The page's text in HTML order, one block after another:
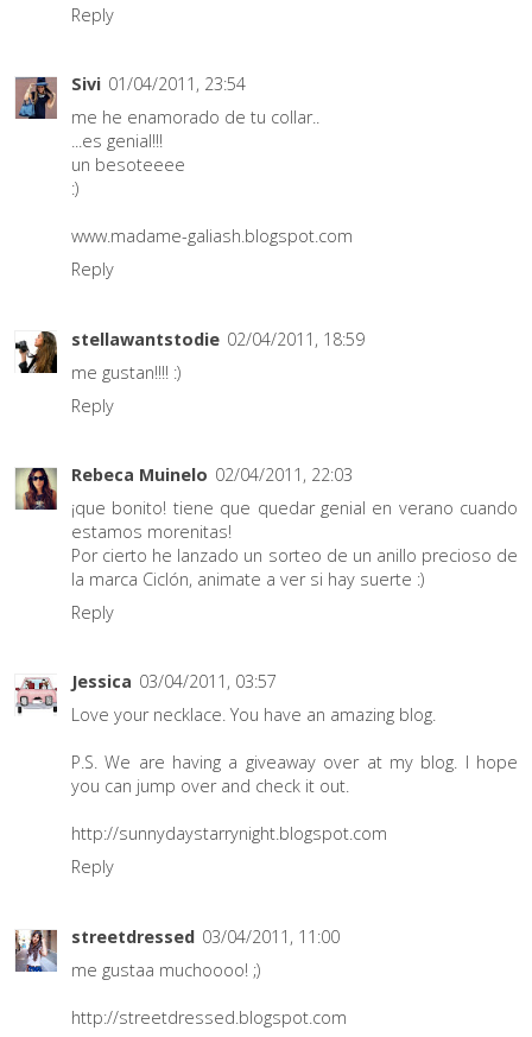
Reply
Sivi 01/04/2011, 23:54
me he enamorado de tu collar..
...es genial!!!
un besoteeee
:)
www.madame-galiash.blogspot.com
Reply
stellawantstodie 02/04/2011, 18:59
me gustan!!!! :)
Reply
Rebeca Muinelo 02/04/2011, 22:03
¡que bonito! tiene que quedar genial en verano cuando
estamos morenitas!
Por cierto he lanzado un sorteo de un anillo precioso de
la marca Ciclón, animate a ver si hay suerte :)
Reply
Jessica 03/04/2011, 03:57
Love your necklace. You have an amazing blog.
P.S. We are having a giveaway over at my blog. I hope
you can jump over and check it out.
http://sunnydaystarrynight.blogspot.com
Reply
streetdressed 03/04/2011, 11:00
me gustaa muchoooo! ;)
http://streetdressed.blogspot.com